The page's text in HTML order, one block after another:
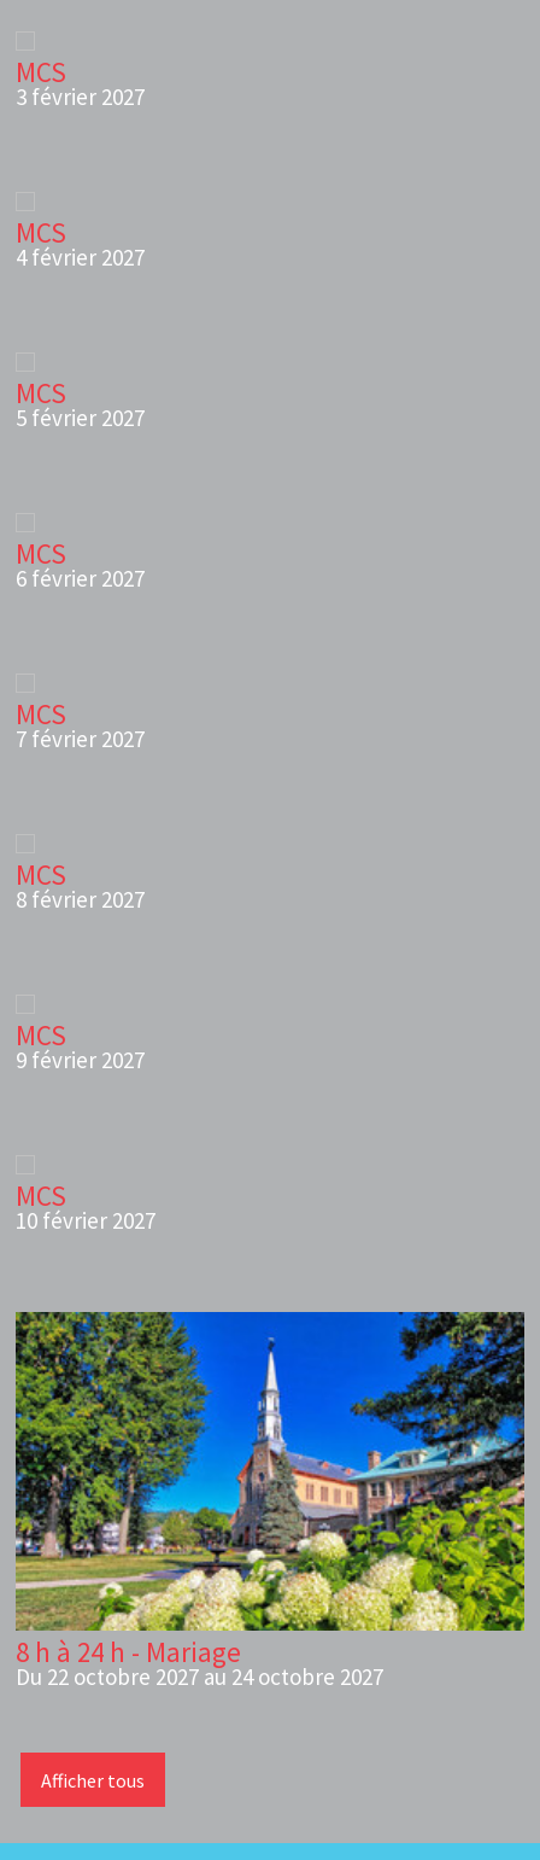
MCS
3 février 2027
MCS
4 février 2027
MCS
5 février 2027
MCS
6 février 2027
MCS
7 février 2027
MCS
8 février 2027
MCS
9 février 2027
MCS
10 février 2027
8 h à 24 h - Mariage
Du 22 octobre 2027 au 24 octobre 2027
Afficher tous